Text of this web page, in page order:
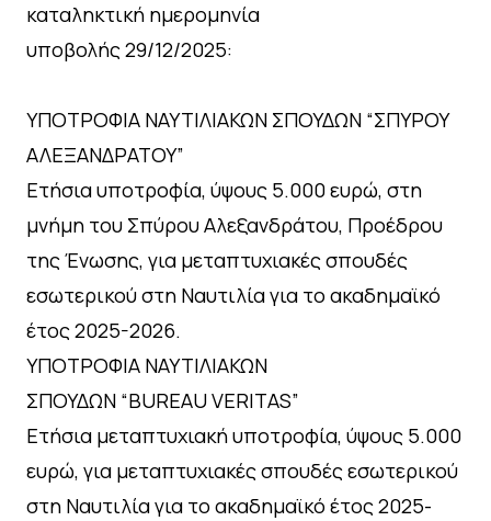
καταληκτική ημερομηνία
υποβολής 29/12/2025:
ΥΠΟΤΡΟΦΙΑ ΝΑΥΤΙΛΙΑΚΩΝ ΣΠΟΥΔΩΝ “ΣΠΥΡΟΥ
ΑΛΕΞΑΝΔΡΑΤΟΥ”
Ετήσια υποτροφία, ύψους 5.000 ευρώ, στη
μνήμη του Σπύρου Αλεξανδράτου, Προέδρου
της Ένωσης, για μεταπτυχιακές σπουδές
εσωτερικού στη Ναυτιλία για το ακαδημαϊκό
έτος 2025-2026.
ΥΠΟΤΡΟΦΙΑ ΝΑΥΤΙΛΙΑΚΩΝ
ΣΠΟΥΔΩΝ “BUREAU VERITAS”
Ετήσια μεταπτυχιακή υποτροφία, ύψους 5.000
ευρώ, για μεταπτυχιακές σπουδές εσωτερικού
στη Ναυτιλία για το ακαδημαϊκό έτος 2025-